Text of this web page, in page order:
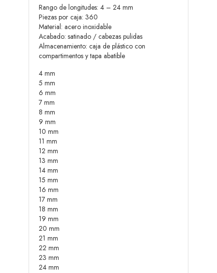
Rango de longitudes: 4 – 24 mm
Piezas por caja: 360
Material: acero inoxidable
Acabado: satinado / cabezas pulidas
Almacenamiento: caja de plástico con
compartimentos y tapa abatible
4 mm
5 mm
6 mm
7 mm
8 mm
9 mm
10 mm
11 mm
12 mm
13 mm
14 mm
15 mm
16 mm
17 mm
18 mm
19 mm
20 mm
21 mm
22 mm
23 mm
24 mm